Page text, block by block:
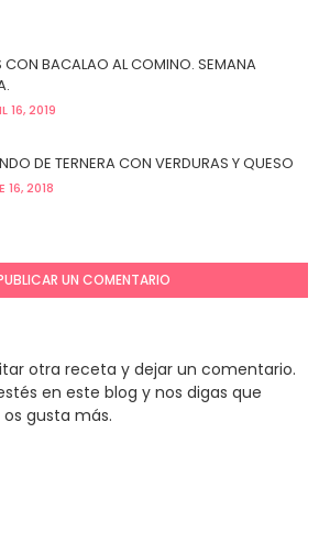
CON BACALAO AL COMINO. SEMANA
16, 2019
DE TERNERA CON VERDURAS Y QUESO
16, 2018
UN COMENTARIO
otra receta y dejar un comentario.
en este blog y nos digas que
gusta más.